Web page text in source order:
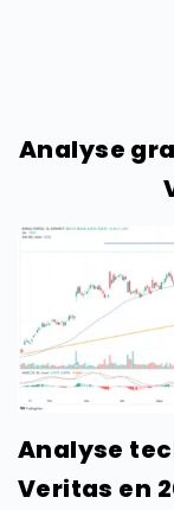
Analyse
Analyse
Veritas en